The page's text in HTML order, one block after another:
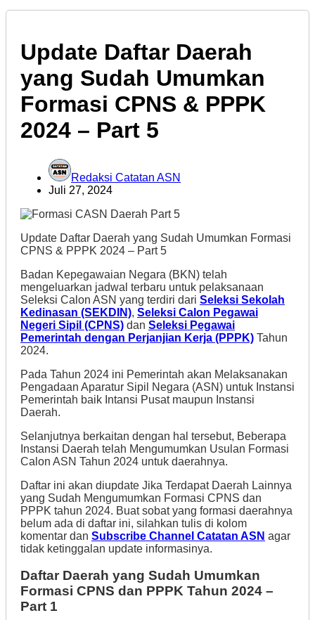
Update Daftar Daerah
yang Sudah Umumkan
Formasi CPNS & PPPK
2024 – Part 5
Redaksi Catatan ASN
Juli 27, 2024
Update Daftar Daerah yang Sudah Umumkan Formasi
CPNS & PPPK 2024 – Part 5
Badan Kepegawaian Negara (BKN) telah
mengeluarkan jadwal terbaru untuk pelaksanaan
Seleksi Calon ASN yang terdiri dari Seleksi Sekolah
Kedinasan (SEKDIN), Seleksi Calon Pegawai
Negeri Sipil (CPNS) dan Seleksi Pegawai
Pemerintah dengan Perjanjian Kerja (PPPK) Tahun
2024.
Pada Tahun 2024 ini Pemerintah akan Melaksanakan
Pengadaan Aparatur Sipil Negara (ASN) untuk Instansi
Pemerintah baik Intansi Pusat maupun Instansi
Daerah.
Selanjutnya berkaitan dengan hal tersebut, Beberapa
Instansi Daerah telah Mengumumkan Usulan Formasi
Calon ASN Tahun 2024 untuk daerahnya.
Daftar ini akan diupdate Jika Terdapat Daerah Lainnya
yang Sudah Mengumumkan Formasi CPNS dan
PPPK tahun 2024. Buat sobat yang formasi daerahnya
belum ada di daftar ini, silahkan tulis di kolom
komentar dan Subscribe Channel Catatan ASN agar
tidak ketinggalan update informasinya.
Daftar Daerah yang Sudah Umumkan
Formasi CPNS dan PPPK Tahun 2024 –
Part 1